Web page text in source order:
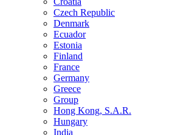
Czech Republic
Denmark
Ecuador
Estonia
Finland
France
Germany
Greece
Group
Hong Kong, S.A.R.
Hungary
India